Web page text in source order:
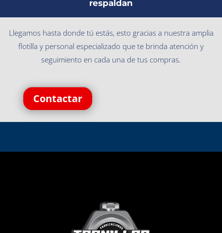
respaldan
Llegamos hasta donde tú estás, esto gracias a nuestra amplia
flotilla y personal especializado que te brinda atención y
seguimiento en cada una de tus compras.
Contactar